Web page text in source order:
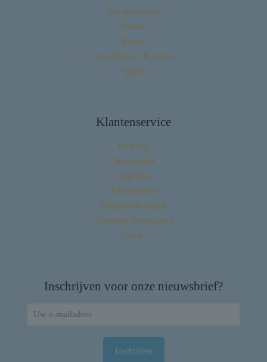
Ons assortiment
Honden
Katten
Knaagdieren / Konijnen
Vogels
Klantenservice
Over ons
Retourneren
Klachten
Privacybeleid
Veelgestelde vragen
Algemene Voorwaarden
Contact
Inschrijven voor onze nieuwsbrief?